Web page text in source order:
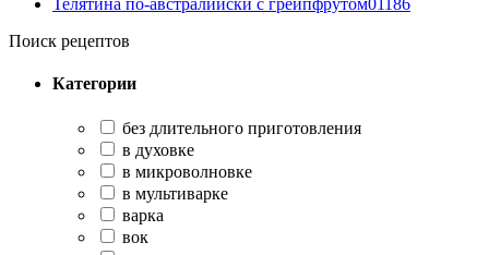
Поиск рецептов
Категории
без длительного приготовления
в духовке
в микроволновке
в мультиварке
варка
вок